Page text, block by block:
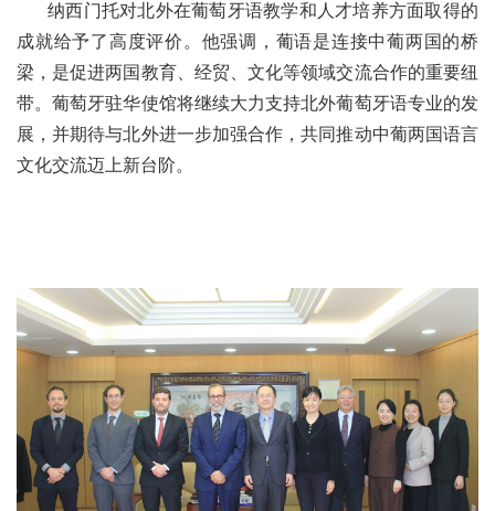
纳西门托对北外在葡萄牙语教学和人才培养方面取得的
成就给予了高度评价。他强调，葡语是连接中葡两国的桥
梁，是促进两国教育、经贸、文化等领域交流合作的重要纽
带。葡萄牙驻华使馆将继续大力支持北外葡萄牙语专业的发
展，并期待与北外进一步加强合作，共同推动中葡两国语言
文化交流迈上新台阶。